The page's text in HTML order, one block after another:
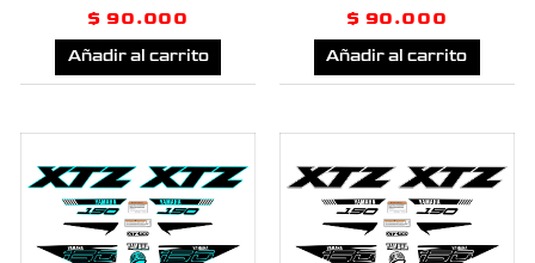
$ 90.000
Añadir al carrito
$ 90.000
Añadir al carrito